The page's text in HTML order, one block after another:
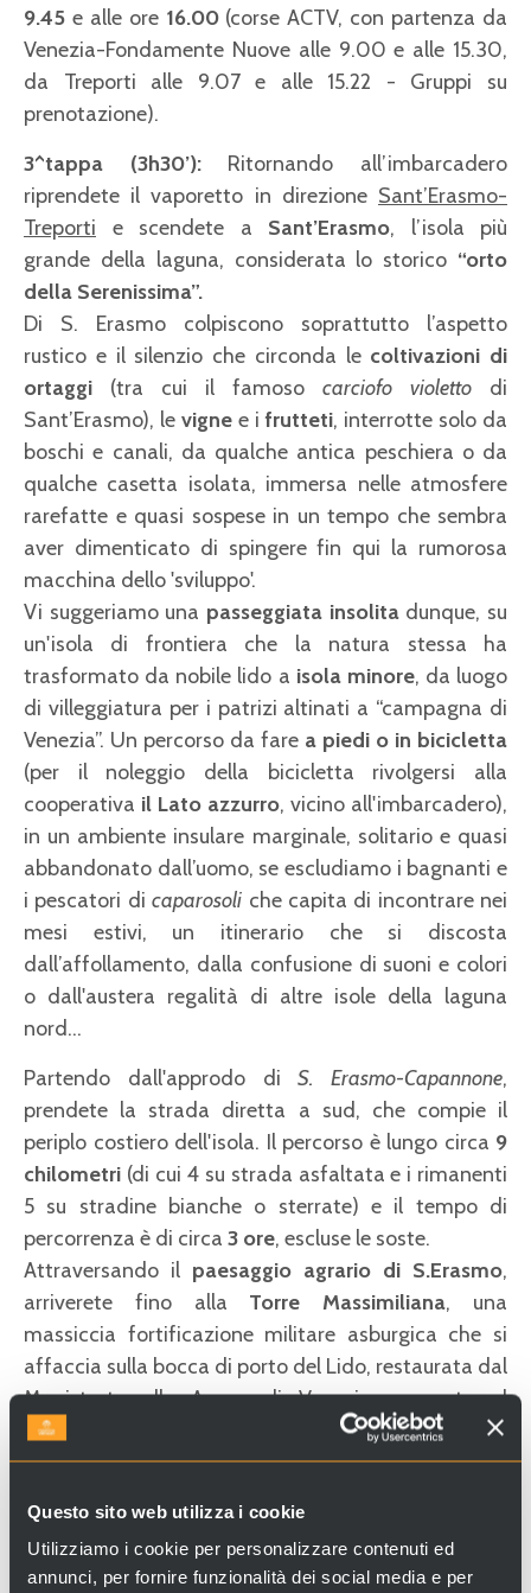
Questo sito web utilizza i cookie
Utilizziamo i cookie per personalizzare contenuti ed
annunci, per fornire funzionalità dei social media e per
9.45 e alle ore 16.00(corse ACTV, con partenza da
Venezia-Fondamente Nuove alle 9.00 e alle 15.30,
da Treporti alle 9.07 e alle 15.22 - Gruppi su
prenotazione).
3^tappa (3h30’): Ritornando all’imbarcadero
riprendete il vaporetto in direzione Sant’Erasmo-
Treporti e scendete a Sant’Erasmo, l’isola più
grande della laguna, considerata lo storico “orto
della Serenissima”.
Di S. Erasmo colpiscono soprattutto l’aspetto
rustico e il silenzio che circonda le coltivazioni di
ortaggi (tra cui il famoso carciofo violetto di
Sant’Erasmo), le vignee ifrutteti, interrotte solo da
boschi e canali, da qualche antica peschiera o da
qualche casetta isolata, immersa nelle atmosfere
rarefatte e quasi sospese in un tempo che sembra
aver dimenticato di spingere fin qui la rumorosa
macchina dello 'sviluppo'.
Vi suggeriamo una passeggiata insolitadunque, su
un'isola di frontiera che la natura stessa ha
trasformato da nobile lido a isola minore, da luogo
di villeggiatura per i patrizi altinati a “campagna di
Venezia”. Un percorso da fare a piedi o in bicicletta
(per il noleggio della bicicletta rivolgersi alla
cooperativa il Lato azzurro, vicino all'imbarcadero),
in un ambiente insulare marginale, solitario e quasi
abbandonato dall’uomo, se escludiamo i bagnanti e
i pescatori dicaparosoli che capita di incontrare nei
mesi estivi, un itinerario che si discosta
dall’affollamento, dalla confusione di suoni e colori
o dall'austera regalità di altre isole della laguna
nord...
Partendo dall'approdo diS. Erasmo-Capannone,
prendete la strada diretta a sud, che compie il
periplo costiero dell'isola. Il percorso è lungo circa 9
chilometri (di cui 4 su strada asfaltata e i rimanenti
5 su stradine bianche o sterrate) e il tempo di
percorrenza è di circa 3 ore, escluse le soste.
Attraversando il paesaggio agrario di S.Erasmo,
arriverete fino alla Torre Massimiliana, una
massiccia fortificazione militare asburgica che si
affaccia sulla bocca di porto del Lido, restaurata dal
Magistrato alle Acque di Venezia e aperta al
pubblico nel
. La torre, gestita dall'Istituzione
Parco della Laguna(ente comunale per la creazione
di Venezia), domina laspiaggetta del 'bacan'
veneziani, in barca, vanno per tradizione a fare il